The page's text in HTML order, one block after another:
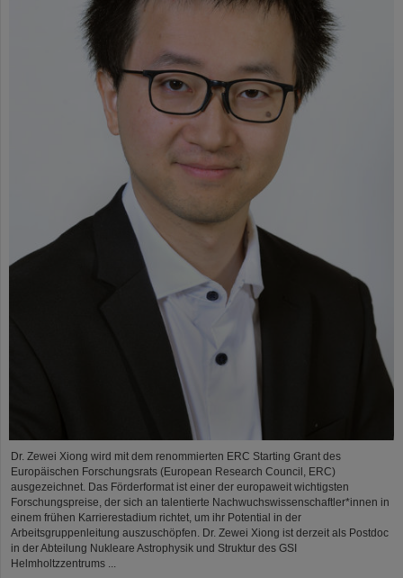
Dr. Zewei Xiong wird mit dem renommierten ERC Starting Grant des
Europäischen Forschungsrats (European Research Council, ERC)
ausgezeichnet. Das Förderformat ist einer der europaweit wichtigsten
Forschungspreise, der sich an talentierte Nachwuchswissenschaftler*innen in
einem frühen Karrierestadium richtet, um ihr Potential in der
Arbeitsgruppenleitung auszuschöpfen. Dr. Zewei Xiong ist derzeit als Postdoc
in der Abteilung Nukleare Astrophysik und Struktur des GSI
Helmholtzzentrums ...